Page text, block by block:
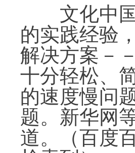
文化中国
的实践经验
解决方案－
十分轻松、
的速度慢问
题。新华网
道。（百度